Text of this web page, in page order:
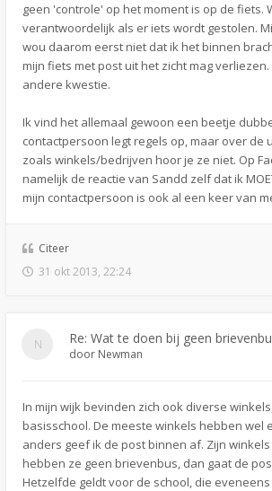
geen 'controle' op het moment is op de fiets.
verantwoordelijk als er iets wordt gestolen.
wou daarom eerst niet dat ik het binnen
mijn fiets met post uit het zicht mag
andere kwestie.
Ik vind het allemaal gewoon een beetje
contactpersoon legt regels op, maar over de
zoals winkels/bedrijven hoor je ze niet. Op
namelijk de reactie van Sandd zelf dat ik
mijn contactpersoon is ook al een keer van
Citeer
31 okt 2013, 22:24
Re: Wat te doen bij geen
door Newman
In mijn wijk bevinden zich ook diverse
basisschool. De meeste winkels hebben wel
anders geef ik de post binnen af. Zijn winkels
hebben ze geen brievenbus, dan gaat de
Hetzelfde geldt voor de school, die